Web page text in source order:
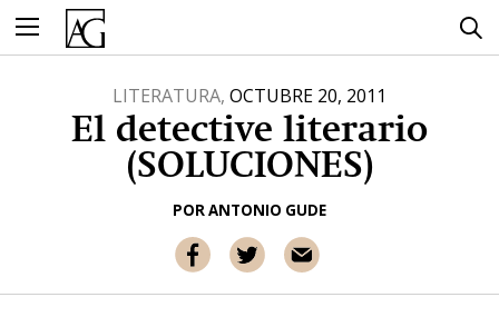
contenido
LITERATURA, OCTUBRE 20, 2011
El detective literario
(SOLUCIONES)
PORANTONIO GUDE